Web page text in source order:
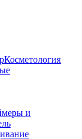
Косметология
и